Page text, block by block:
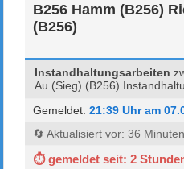
B256 Hamm (B256)
(B256)
Instandhaltungsarbeiten
Au (Sieg) (B256)
Gemeldet:21:39 Uhr am
🔄 Aktualisiert vor: 36 Minuten
⏱ gemeldet seit: 2